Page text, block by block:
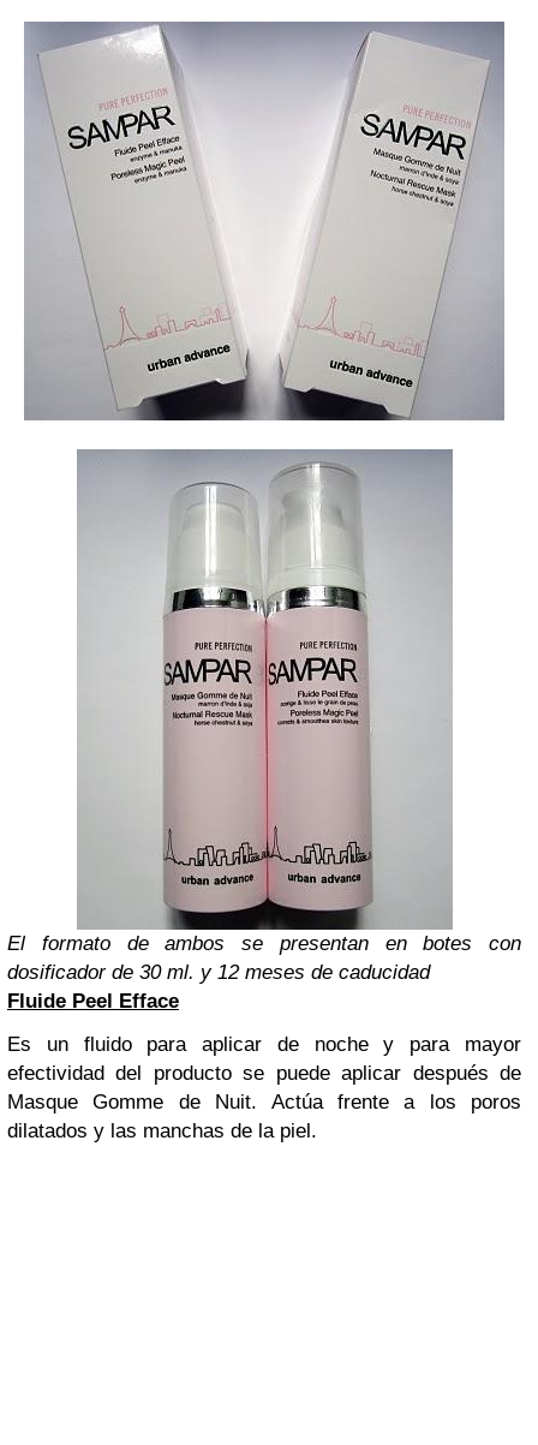
El formato de ambos se presentan en botes con
dosificador de 30 ml. y 12 meses de caducidad
Fluide Peel Efface
Es un fluido para aplicar de noche y para mayor
efectividad del producto se puede aplicar después de
Masque Gomme de Nuit. Actúa frente a los poros
dilatados y las manchas de la piel.